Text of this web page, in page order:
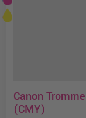
Canon
(CMY)